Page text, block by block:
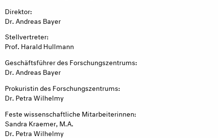
Direktor:
Dr. Andreas Bayer
Stellvertreter:
Prof. Harald Hullmann
Geschäftsführer des Forschungszentrums:
Dr. Andreas Bayer
Prokuristin des Forschungszentrums:
Dr. Petra Wilhelmy
Feste wissenschaftliche Mitarbeiterinnen:
Sandra Kraemer, M.A.
Dr. Petra Wilhelmy